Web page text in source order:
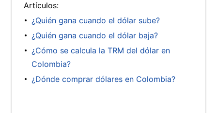
Artículos:
¿Quién gana cuando el dólar sube?
¿Quién gana cuando el dólar baja?
¿Cómo se calcula la TRM del dólar en
Colombia?
¿Dónde comprar dólares en Colombia?